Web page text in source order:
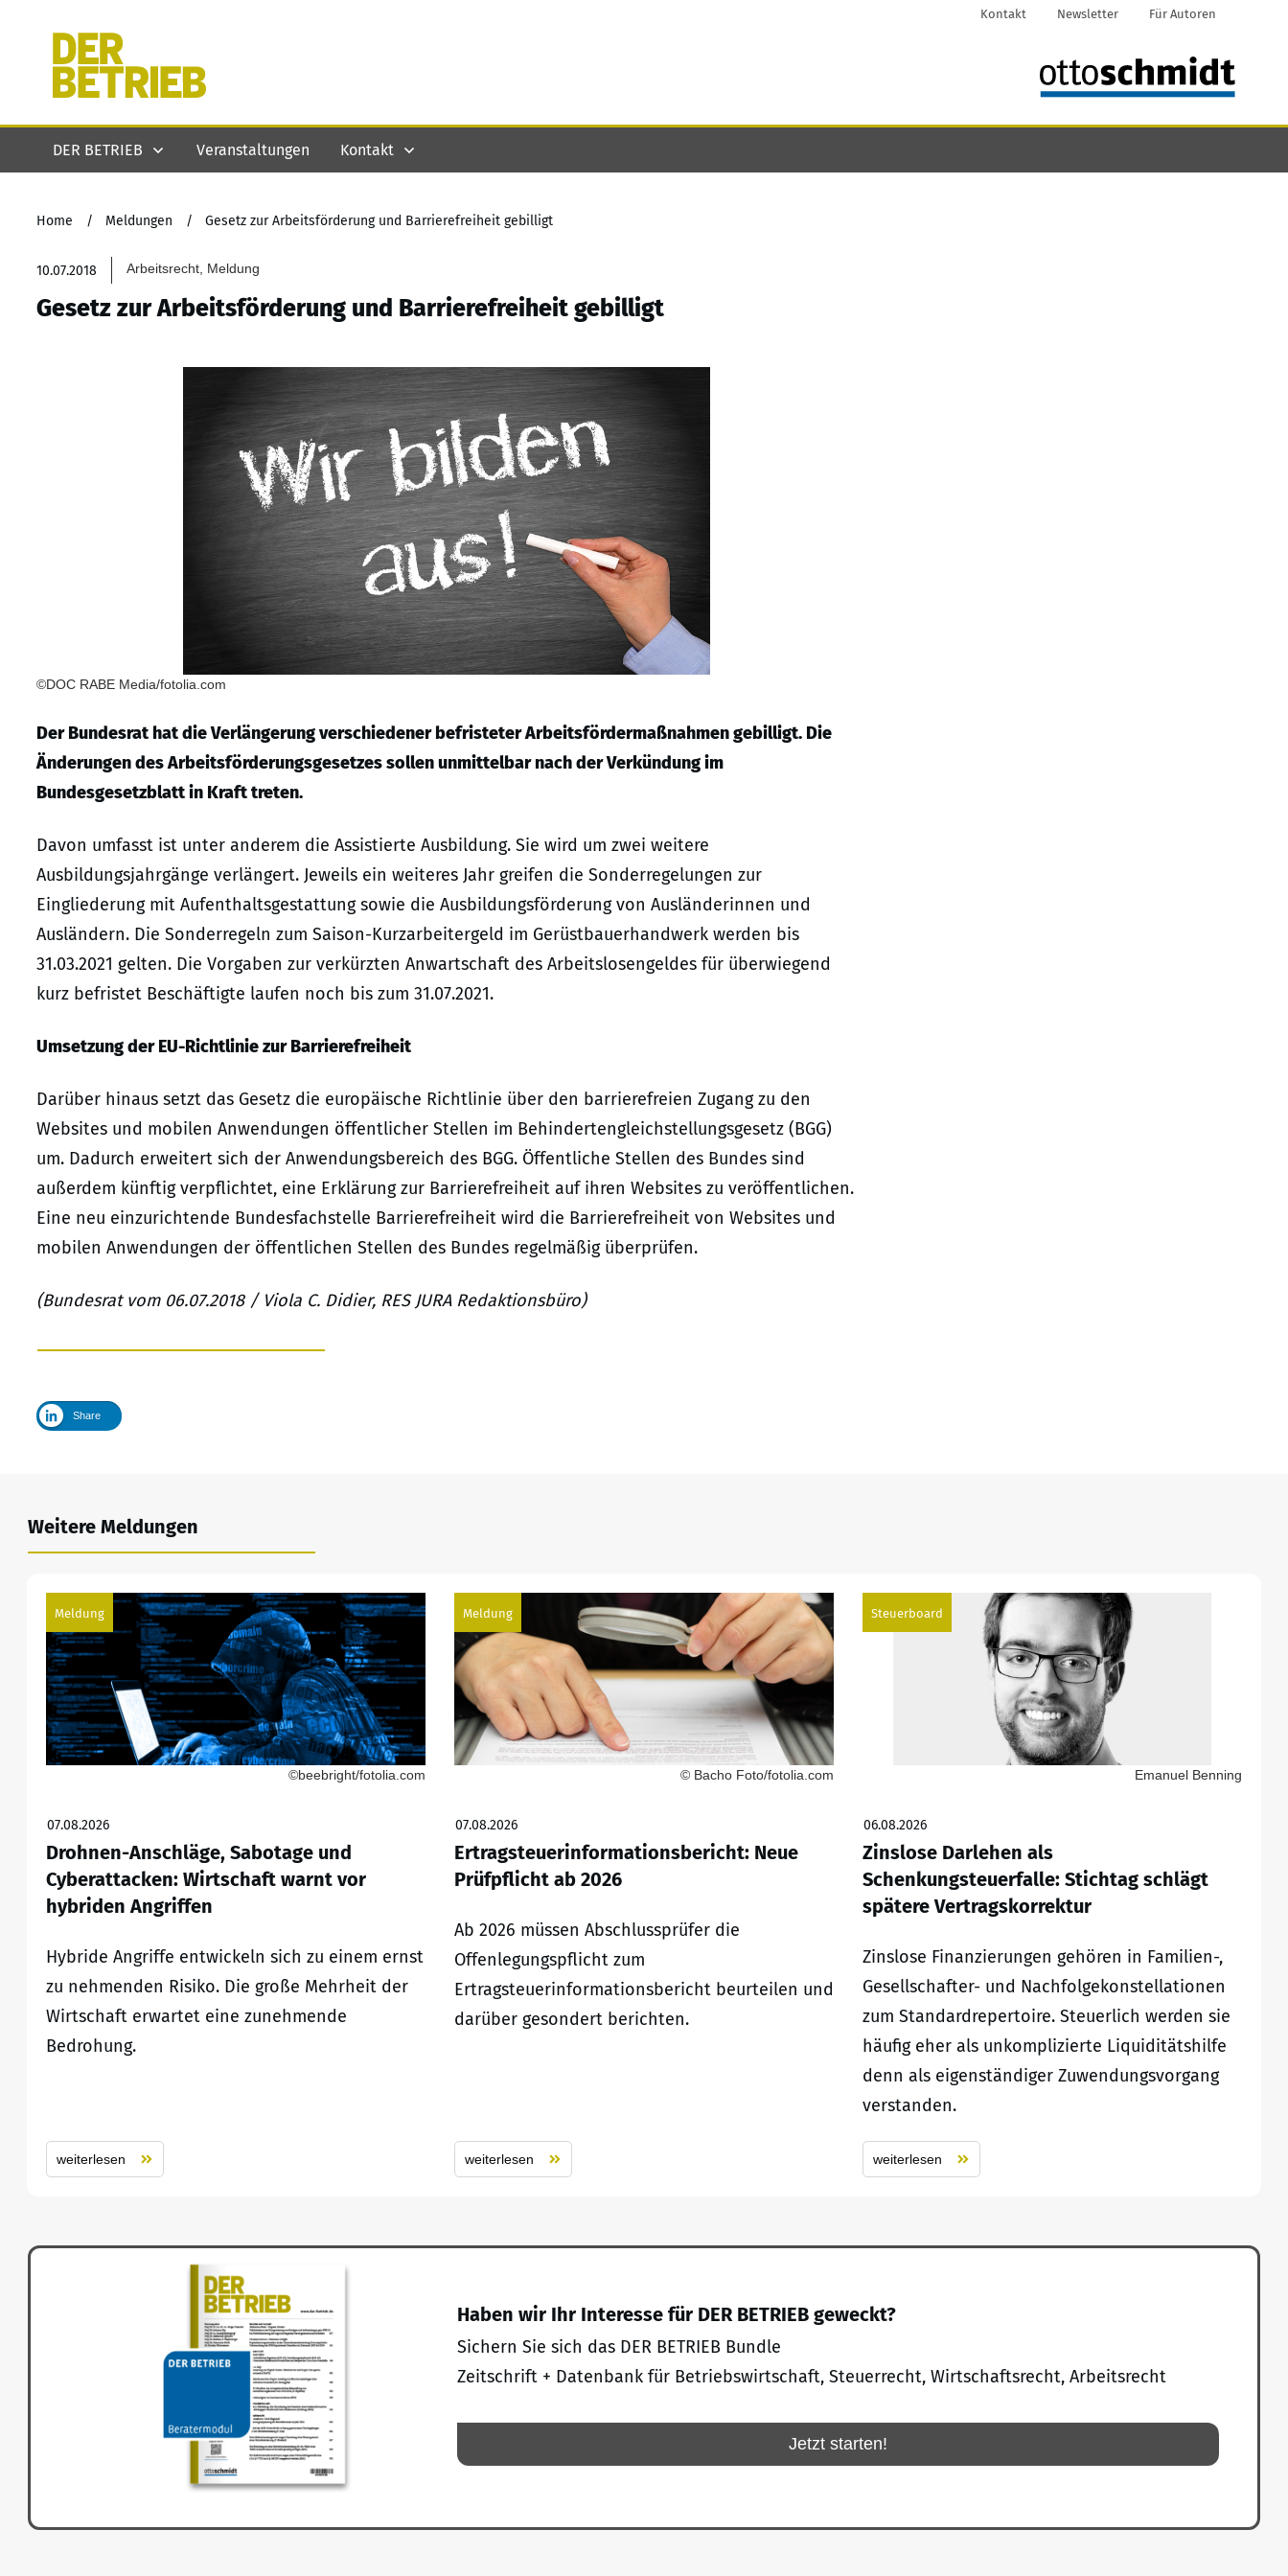
Kontakt Newsletter Für Autoren
DER BETRIEB Veranstaltungen Kontakt
Home / Meldungen / Gesetz zur Arbeitsförderung und Barrierefreiheit gebilligt
10.07.2018 Arbeitsrecht, Meldung
Gesetz zur Arbeitsförderung und Barrierefreiheit gebilligt
©DOC RABE Media/fotolia.com
Der Bundesrat hat die Verlängerung verschiedener befristeter Arbeitsfördermaßnahmen gebilligt. Die
Änderungen des Arbeitsförderungsgesetzes sollen unmittelbar nach der Verkündung im
Bundesgesetzblatt in Kraft treten.
Davon umfasst ist unter anderem die Assistierte Ausbildung. Sie wird um zwei weitere
Ausbildungsjahrgänge verlängert. Jeweils ein weiteres Jahr greifen die Sonderregelungen zur
Eingliederung mit Aufenthaltsgestattung sowie die Ausbildungsförderung von Ausländerinnen und
Ausländern. Die Sonderregeln zum Saison-Kurzarbeitergeld im Gerüstbauerhandwerk werden bis
31.03.2021 gelten. Die Vorgaben zur verkürzten Anwartschaft des Arbeitslosengeldes für überwiegend
kurz befristet Beschäftigte laufen noch bis zum 31.07.2021.
Umsetzung der EU-Richtlinie zur Barrierefreiheit
Darüber hinaus setzt das Gesetz die europäische Richtlinie über den barrierefreien Zugang zu den
Websites und mobilen Anwendungen öffentlicher Stellen im Behindertengleichstellungsgesetz (BGG)
um. Dadurch erweitert sich der Anwendungsbereich des BGG. Öffentliche Stellen des Bundes sind
außerdem künftig verpflichtet, eine Erklärung zur Barrierefreiheit auf ihren Websites zu veröffentlichen.
Eine neu einzurichtende Bundesfachstelle Barrierefreiheit wird die Barrierefreiheit von Websites und
mobilen Anwendungen der öffentlichen Stellen des Bundes regelmäßig überprüfen.
(Bundesrat vom 06.07.2018 / Viola C. Didier, RES JURA Redaktionsbüro)
Share
Weitere Meldungen
Meldung
©beebright/fotolia.com
07.08.2026
Drohnen-Anschläge, Sabotage und
Cyberattacken: Wirtschaft warnt vor
hybriden Angriffen
Hybride Angriffe entwickeln sich zu einem ernst
zu nehmenden Risiko. Die große Mehrheit der
Wirtschaft erwartet eine zunehmende
Bedrohung.
weiterlesen
Meldung
© Bacho Foto/fotolia.com
07.08.2026
Ertragsteuerinformationsbericht: Neue
Prüfpflicht ab 2026
Ab 2026 müssen Abschlussprüfer die
Offenlegungspflicht zum
Ertragsteuerinformationsbericht beurteilen und
darüber gesondert berichten.
weiterlesen
Steuerboard
Emanuel Benning
06.08.2026
Zinslose Darlehen als
Schenkungsteuerfalle: Stichtag schlägt
spätere Vertragskorrektur
Zinslose Finanzierungen gehören in Familien-,
Gesellschafter- und Nachfolgekonstellationen
zum Standardrepertoire. Steuerlich werden sie
häufig eher als unkomplizierte Liquiditätshilfe
denn als eigenständiger Zuwendungsvorgang
verstanden.
weiterlesen
Haben wir Ihr Interesse für DER BETRIEB geweckt?
Sichern Sie sich das DER BETRIEB Bundle
Zeitschrift + Datenbank für Betriebswirtschaft, Steuerrecht, Wirtschaftsrecht, Arbeitsrecht
Jetzt starten!